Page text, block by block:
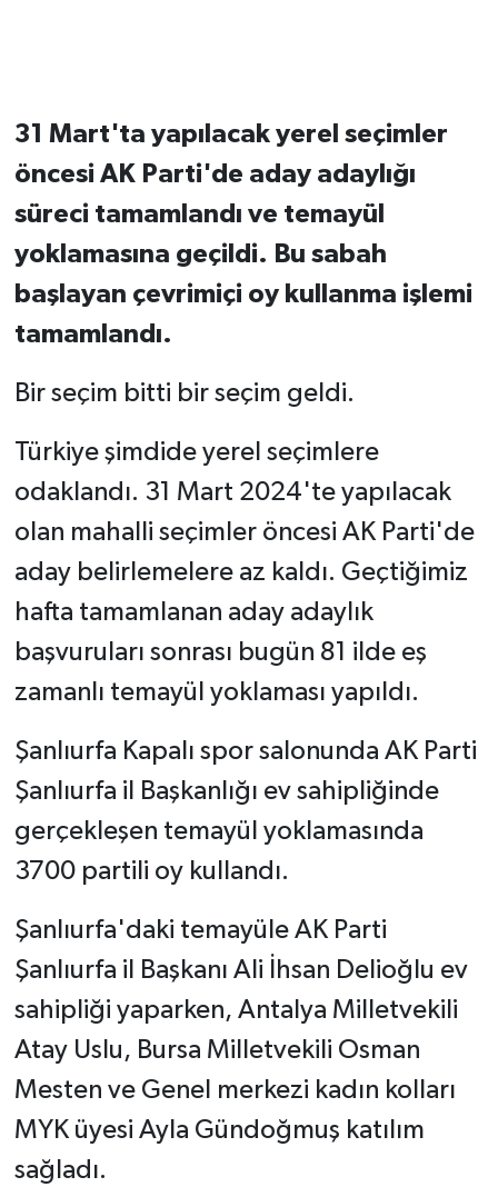
31 Mart'ta yapılacak yerel seçimler
öncesi AK Parti'de aday adaylığı
süreci tamamlandı ve temayül
yoklamasına geçildi. Bu sabah
başlayan çevrimiçi oy kullanma işlemi
tamamlandı.
Bir seçim bitti bir seçim geldi.
Türkiye şimdide yerel seçimlere
odaklandı. 31 Mart 2024'te yapılacak
olan mahalli seçimler öncesi AK Parti'de
aday belirlemelere az kaldı. Geçtiğimiz
hafta tamamlanan aday adaylık
başvuruları sonrası bugün 81 ilde eş
zamanlı temayül yoklaması yapıldı.
​​​​​​Şanlıurfa Kapalı spor salonunda AK Parti
Şanlıurfa il Başkanlığı ev sahipliğinde
gerçekleşen temayül yoklamasında
3700 partili oy kullandı.
Şanlıurfa'daki temayüle AK Parti
Şanlıurfa il Başkanı Ali İhsan Delioğlu ev
sahipliği yaparken, Antalya Milletvekili
Atay Uslu, Bursa Milletvekili Osman
Mesten ve Genel merkezi kadın kolları
MYK üyesi Ayla Gündoğmuş katılım
sağladı.